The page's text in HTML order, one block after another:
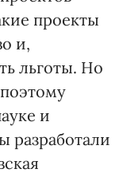
проекты
и,
льготы. Но
и
разработали